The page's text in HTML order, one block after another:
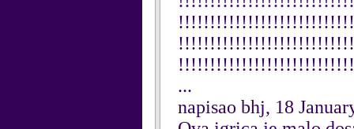
...
napisao bhj, 18